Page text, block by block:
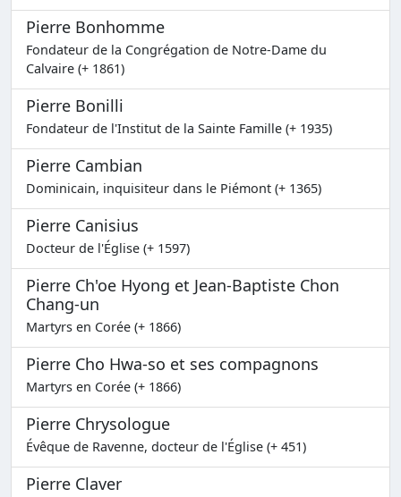
Pierre Bonhomme
Fondateur de la Congrégation de Notre-Dame du
Calvaire (+ 1861)
Pierre Bonilli
Fondateur de l'Institut de la Sainte Famille (+ 1935)
Pierre Cambian
Dominicain, inquisiteur dans le Piémont (+ 1365)
Pierre Canisius
Docteur de l'Église (+ 1597)
Pierre Ch'oe Hyong et Jean-Baptiste Chon
Chang-un
Martyrs en Corée (+ 1866)
Pierre Cho Hwa-so et ses compagnons
Martyrs en Corée (+ 1866)
Pierre Chrysologue
Évêque de Ravenne, docteur de l'Église (+ 451)
Pierre Claver